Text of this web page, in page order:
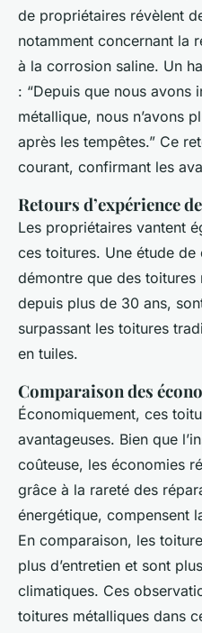
de propriétaires révèlent
notamment concernant la
à la corrosion saline. Un
: “Depuis que nous avons
métallique, nous n’avons
après les tempêtes.” Ce
courant, confirmant les
Retours d’expérience
Les propriétaires vantent
ces toitures. Une étude de
démontre que des toitures
depuis plus de 30 ans,
surpassant les toitures
en tuiles.
Comparaison des
Économiquement, ces
avantageuses. Bien que
coûteuse, les économies
grâce à la rareté des
énergétique, compensent
En comparaison, les
plus d’entretien et sont
climatiques. Ces
toitures métalliques dans